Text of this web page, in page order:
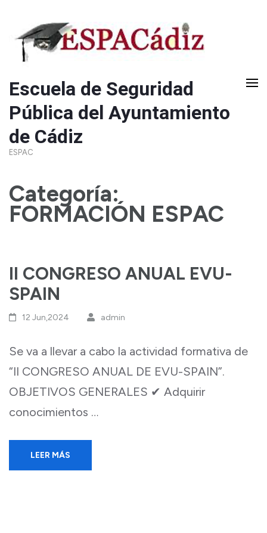
contenido
tecla
Intro)
Escuela de Seguridad
Pública del Ayuntamiento
de Cádiz
ESPAC
Categoría:
FORMACIÓN ESPAC
II CONGRESO ANUAL EVU-
SPAIN
12 Jun,2024 admin
Se va a llevar a cabo la actividad formativa de
“II CONGRESO ANUAL DE EVU-SPAIN”.
OBJETIVOS GENERALES ✔ Adquirir
conocimientos …
LEER MÁS